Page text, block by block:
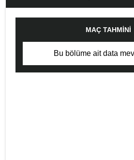
MAÇ TAHMINI
Bu bölüme ait data